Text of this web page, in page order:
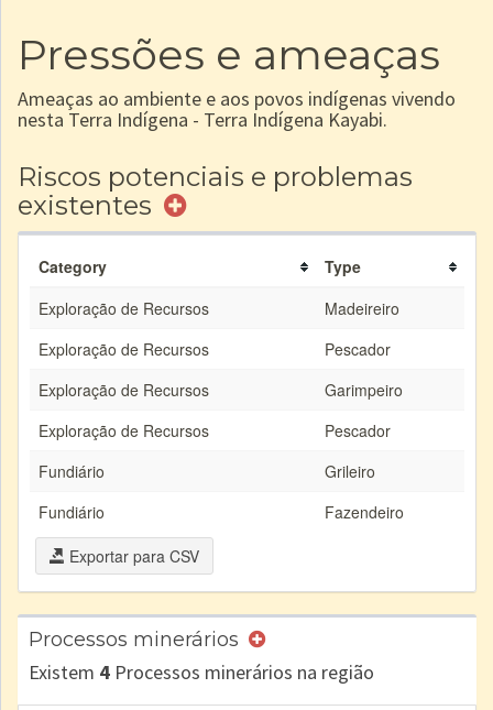
Pressões e ameaças
Ameaças ao ambiente e aos povos indígenas vivendo
nesta Terra Indígena - Terra Indígena Kayabi.
Riscos potenciais e problemas
existentes
Category
Type
Exploração de Recursos
Madeireiro
Exploração de Recursos
Pescador
Exploração de Recursos
Garimpeiro
Exploração de Recursos
Pescador
Fundiário
Grileiro
Fundiário
Fazendeiro
Exportar para CSV
Processos minerários
Existem 4 Processos minerários na região